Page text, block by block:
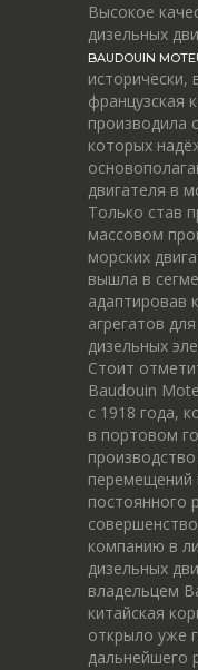
Высокое
дизельных
BAUDOUIN
исторически,
французская
производила
которых
двигателя в
Только став
массовом
морских
вышла в
адаптировав
агрегатов
дизельных
Стоит
Baudouin
c 1918 года,
в портовом
перемещений
постоянного
компанию в
дизельных
владельцем
китайская
открыло уже
дальнейшего